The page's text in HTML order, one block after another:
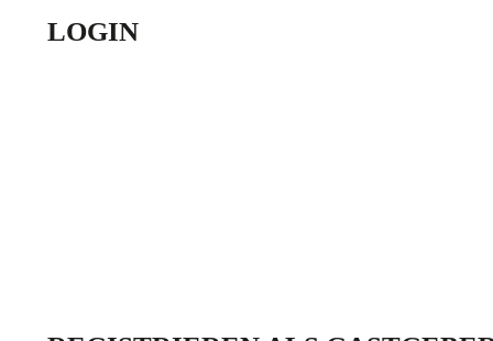
LOGIN